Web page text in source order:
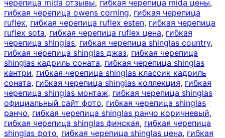
черепица mida отзывы, гибкая черепица mida цены,
гибкая черепица owens corning, гибкая черепица
ruflex, гибкая черепица ruflex esten, гибкая черепица
ruflex sota, гибкая черепица ruflex цена, гибкая
черепица shinglas, гибкая черепица shinglas country,
гибкая черепица shinglas джаз, гибкая черепица
shinglas кадриль соната, гибкая черепица shinglas
кантри, гибкая черепица shinglas классик кадриль
соната, гибкая черепица shinglas коллекция, гибкая
черепица shinglas монтаж, гибкая черепица shinglas
официальный сайт фото, гибкая черепица shinglas
ранчо, гибкая черепица shinglas ранчо коричневый,
гибкая черепица shinglas финская, гибкая черепица
shinglas фото, гибкая черепица shinglas цена, гибкая